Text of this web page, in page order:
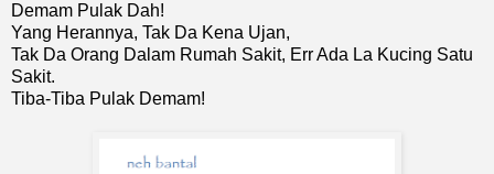
Demam Pulak Dah!
Yang Herannya, Tak Da Kena Ujan,
Tak Da Orang Dalam Rumah Sakit, Err Ada La Kucing Satu
Sakit.
Tiba-Tiba Pulak Demam!